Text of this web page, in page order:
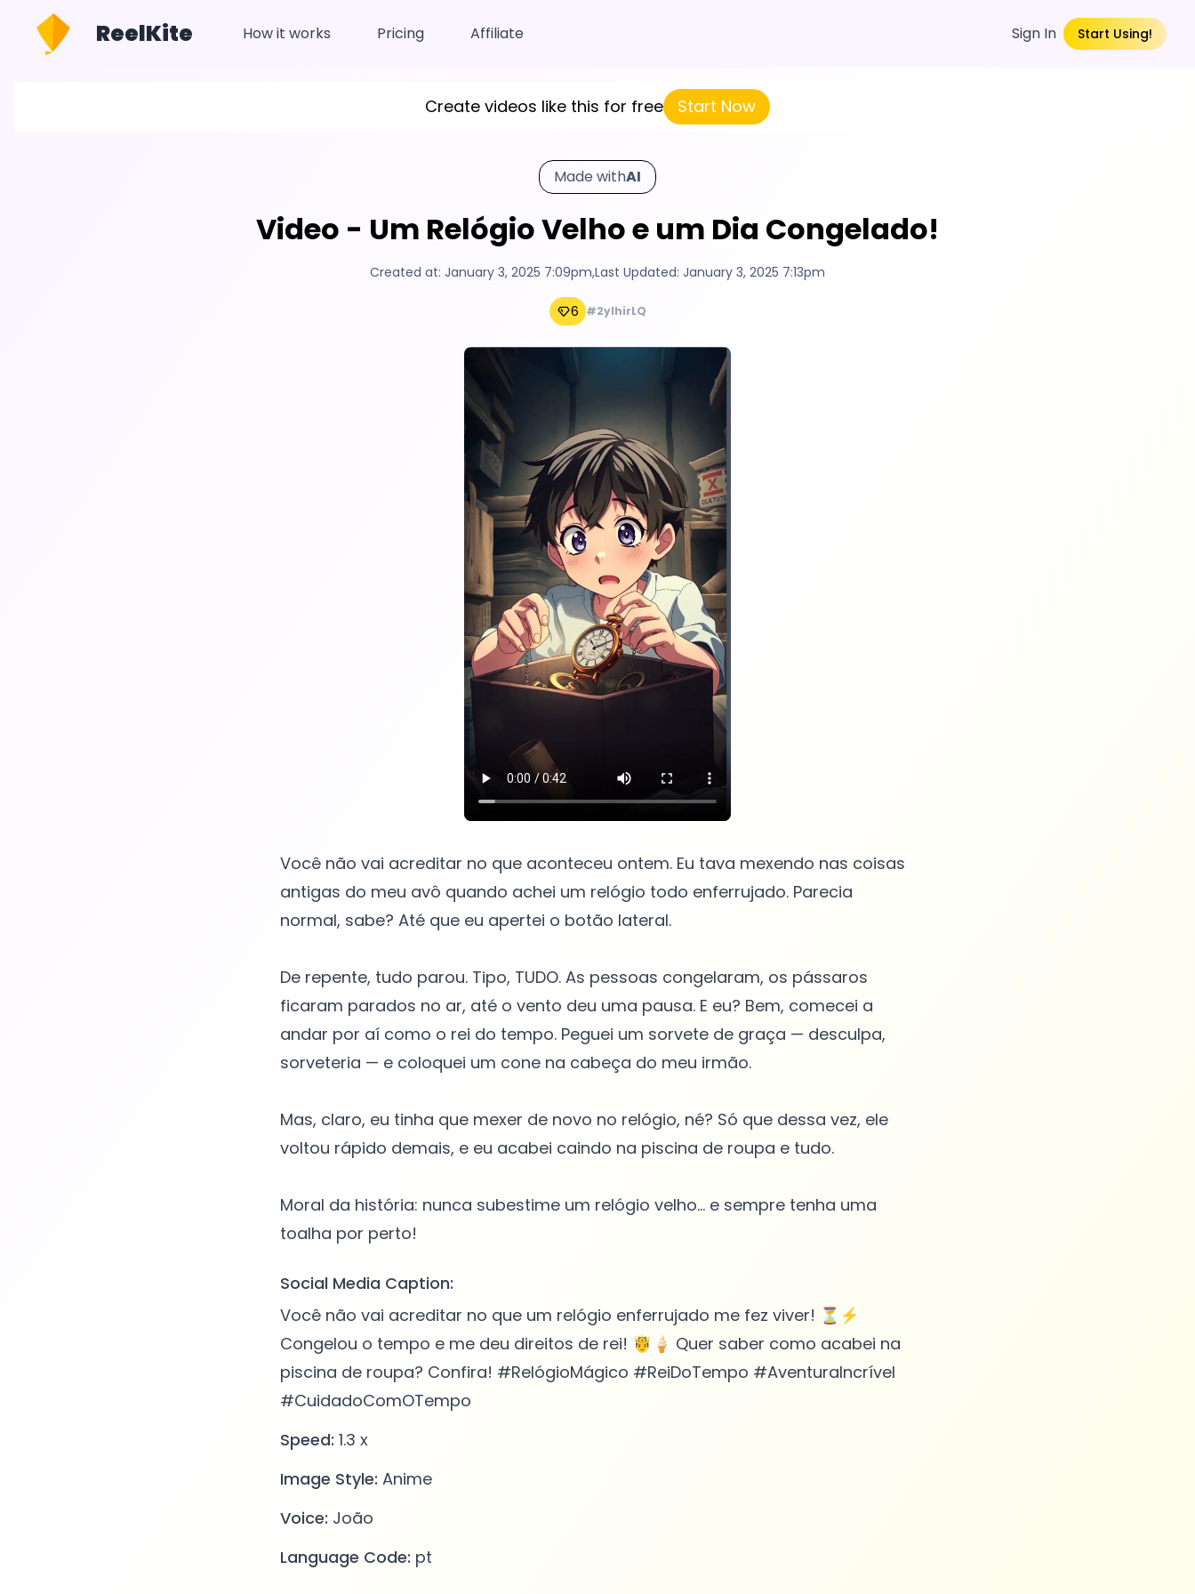
ReelKite How it works Pricing Affiliate Sign In Start Using!
Create videos like this for free Start Now
Made withAI
Video - Um Relógio Velho e um Dia Congelado!
Created at: January 3, 2025 7:09pm,Last Updated: January 3, 2025 7:13pm
6 #2ylhirLQ
Você não vai acreditar no que aconteceu ontem. Eu tava mexendo nas coisas
antigas do meu avô quando achei um relógio todo enferrujado. Parecia
normal, sabe? Até que eu apertei o botão lateral.
De repente, tudo parou. Tipo, TUDO. As pessoas congelaram, os pássaros
ficaram parados no ar, até o vento deu uma pausa. E eu? Bem, comecei a
andar por aí como o rei do tempo. Peguei um sorvete de graça — desculpa,
sorveteria — e coloquei um cone na cabeça do meu irmão.
Mas, claro, eu tinha que mexer de novo no relógio, né? Só que dessa vez, ele
voltou rápido demais, e eu acabei caindo na piscina de roupa e tudo.
Moral da história: nunca subestime um relógio velho... e sempre tenha uma
Social Media Caption:
Você não vai acreditar no que um relógio enferrujado me fez viver! ⏳⚡
Congelou o tempo e me deu direitos de rei! 🤴🍦 Quer saber como acabei na
piscina de roupa? Confira! #RelógioMágico #ReiDoTempo #AventuraIncrível
#CuidadoComOTempo
Speed: 1.3 x
Image Style: Anime
Voice: João
Language Code: pt